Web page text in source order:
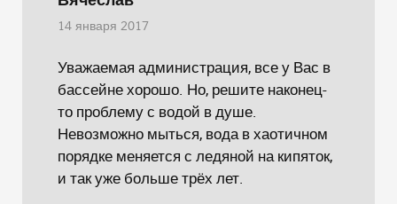
14 января 2017
Уважаемая администрация, все у Вас в
бассейне хорошо. Но, решите наконец-
то проблему с водой в душе.
Невозможно мыться, вода в хаотичном
порядке меняется с ледяной на кипяток,
и так уже больше трёх лет.